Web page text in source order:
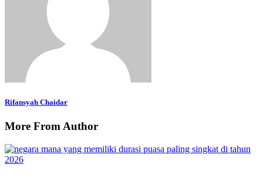
Rifansyah Chaidar
More From Author